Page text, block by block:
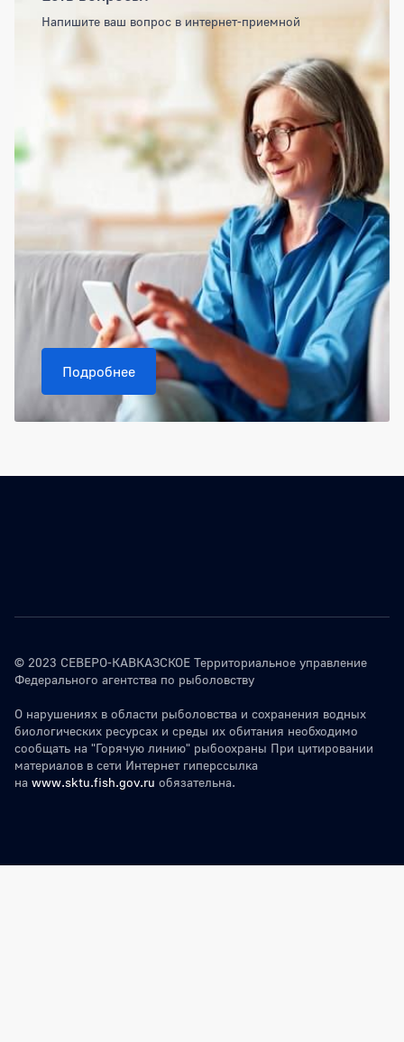
Напишите ваш вопрос в интернет-приемной
Подробнее
© 2023 СЕВЕРО-КАВКАЗСКОЕ Территориальное управление
Федерального агентства по рыболовству
О нарушениях в области рыболовства и сохранения водных
биологических ресурсах и среды их обитания необходимо
сообщать на "Горячую линию" рыбоохраны При цитировании
материалов в сети Интернет гиперссылка
на www.sktu.fish.gov.ru обязательна.